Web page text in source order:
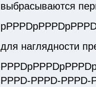
выбрасываются
для наглядности
PPPD-PPPD-PPPD-